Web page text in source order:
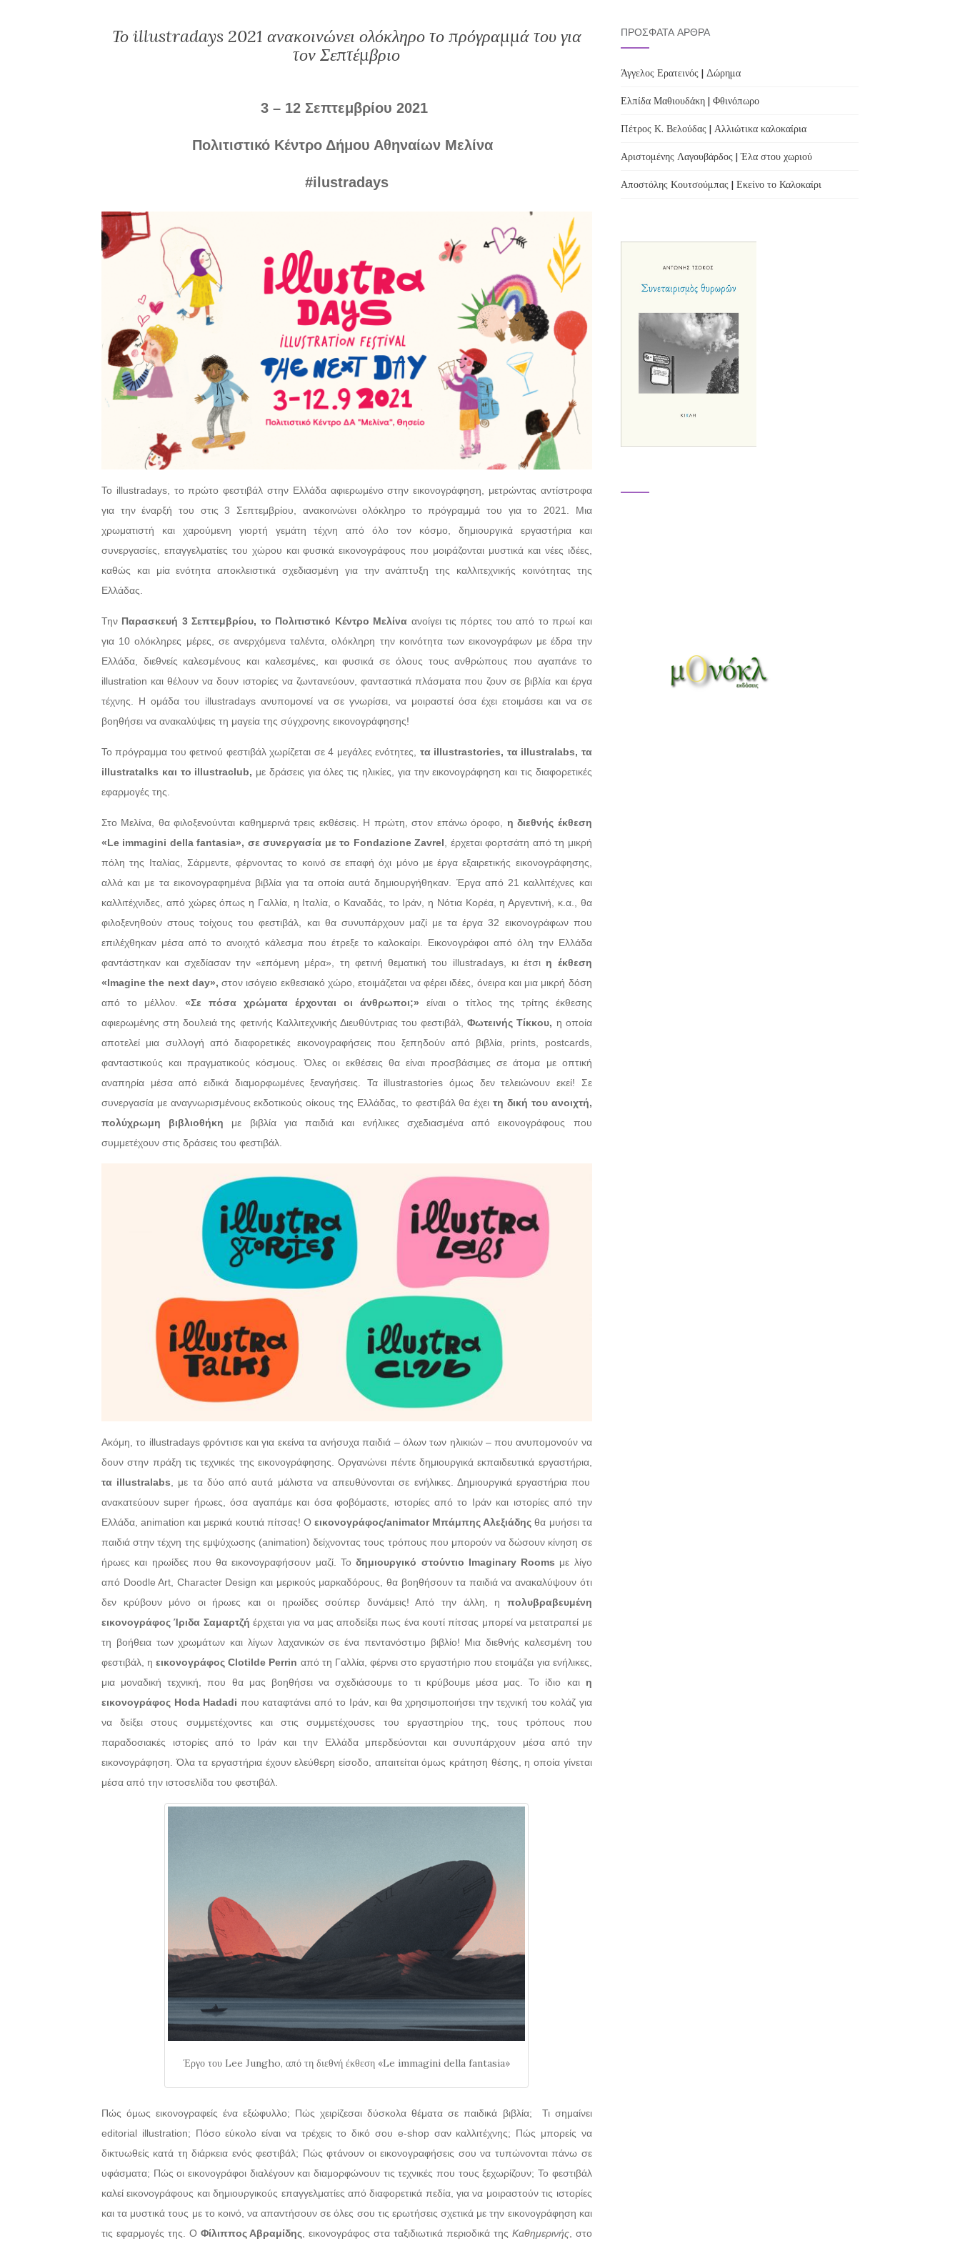
Το illustradays 2021 ανακοινώνει ολόκληρο το πρόγραμμά του για
τον Σεπτέμβριο
3 – 12 Σεπτεμβρίου 2021
Πολιτιστικό Κέντρο Δήμου Αθηναίων Μελίνα
#ilustradays
Το illustradays, το πρώτο φεστιβάλ στην Ελλάδα αφιερωμένο στην εικονογράφηση, μετρώντας αντίστροφα
για την έναρξή του στις 3 Σεπτεμβρίου, ανακοινώνει ολόκληρο το πρόγραμμά του για το 2021. Μια
χρωματιστή και χαρούμενη γιορτή γεμάτη τέχνη από όλο τον κόσμο, δημιουργικά εργαστήρια και
συνεργασίες, επαγγελματίες του χώρου και φυσικά εικονογράφους που μοιράζονται μυστικά και νέες ιδέες,
καθώς και μία ενότητα αποκλειστικά σχεδιασμένη για την ανάπτυξη της καλλιτεχνικής κοινότητας της
Ελλάδας.
Την Παρασκευή 3 Σεπτεμβρίου, το Πολιτιστικό Κέντρο Μελίνα ανοίγει τις πόρτες του από το πρωί και
για 10 ολόκληρες μέρες, σε ανερχόμενα ταλέντα, ολόκληρη την κοινότητα των εικονογράφων με έδρα την
Ελλάδα, διεθνείς καλεσμένους και καλεσμένες, και φυσικά σε όλους τους ανθρώπους που αγαπάνε το
illustration και θέλουν να δουν ιστορίες να ζωντανεύουν, φανταστικά πλάσματα που ζουν σε βιβλία και έργα
τέχνης. Η ομάδα του illustradays ανυπομονεί να σε γνωρίσει, να μοιραστεί όσα έχει ετοιμάσει και να σε
βοηθήσει να ανακαλύψεις τη μαγεία της σύγχρονης εικονογράφησης!
Το πρόγραμμα του φετινού φεστιβάλ χωρίζεται σε 4 μεγάλες ενότητες, τα illustrastories, τα illustralabs, τα
illustratalks και το illustraclub, με δράσεις για όλες τις ηλικίες, για την εικονογράφηση και τις διαφορετικές
εφαρμογές της.
Στο Μελίνα, θα φιλοξενούνται καθημερινά τρεις εκθέσεις. Η πρώτη, στον επάνω όροφο, η διεθνής έκθεση
«Le immagini della fantasia», σε συνεργασία με το Fondazione Zavrel , έρχεται φορτσάτη από τη μικρή
πόλη της Ιταλίας, Σάρμεντε, φέρνοντας το κοινό σε επαφή όχι μόνο με έργα εξαιρετικής εικονογράφησης,
αλλά και με τα εικονογραφημένα βιβλία για τα οποία αυτά δημιουργήθηκαν. Έργα από 21 καλλιτέχνες και
καλλιτέχνιδες, από χώρες όπως η Γαλλία, η Ιταλία, ο Καναδάς, το Ιράν, η Νότια Κορέα, η Αργεντινή, κ.α., θα
φιλοξενηθούν στους τοίχους του φεστιβάλ, και θα συνυπάρχουν μαζί με τα έργα 32 εικονογράφων που
επιλέχθηκαν μέσα από το ανοιχτό κάλεσμα που έτρεξε το καλοκαίρι. Εικονογράφοι από όλη την Ελλάδα
φαντάστηκαν και σχεδίασαν την «επόμενη μέρα», τη φετινή θεματική του illustradays, κι έτσιη έκθεση
«Imagine the next day»,στον ισόγειο εκθεσιακό χώρο, ετοιμάζεται να φέρει ιδέες, όνειρα και μια μικρή δόση
από το μέλλον. «Σε πόσα χρώματα έρχονται οι άνθρωποι;» είναι ο τίτλος της τρίτης έκθεσης
αφιερωμένης στη δουλειά της φετινής Καλλιτεχνικής Διευθύντριας του φεστιβάλ,Φωτεινής Τίκκου, η οποία
αποτελεί μια συλλογή από διαφορετικές εικονογραφήσεις που ξεπηδούν από βιβλία, prints, postcards,
φανταστικούς και πραγματικούς κόσμους. Όλες οι εκθέσεις θα είναι προσβάσιμες σε άτομα με οπτική
αναπηρία μέσα από ειδικά διαμορφωμένες ξεναγήσεις. Τα illustrastories όμως δεν τελειώνουν εκεί! Σε
συνεργασία με αναγνωρισμένους εκδοτικούς οίκους της Ελλάδας, το φεστιβάλ θα έχειτη δική του ανοιχτή,
πολύχρωμη βιβλιοθήκη με βιβλία για παιδιά και ενήλικες σχεδιασμένα από εικονογράφους που
συμμετέχουν στις δράσεις του φεστιβάλ.
Ακόμη, το illustradays φρόντισε και για εκείνα τα ανήσυχα παιδιά – όλων των ηλικιών – που ανυπομονούν να
δουν στην πράξη τις τεχνικές της εικονογράφησης. Οργανώνει πέντε δημιουργικά εκπαιδευτικά εργαστήρια,
τα illustralabs , με τα δύο από αυτά μάλιστα να απευθύνονται σε ενήλικες. Δημιουργικά εργαστήρια που
ανακατεύουν super ήρωες, όσα αγαπάμε και όσα φοβόμαστε, ιστορίες από το Ιράν και ιστορίες από την
Ελλάδα, animation και μερικά κουτιά πίτσας! Οεικονογράφος/animator Μπάμπης Αλεξιάδης θα μυήσει τα
παιδιά στην τέχνη της εμψύχωσης (animation) δείχνοντας τους τρόπους που μπορούν να δώσουν κίνηση σε
ήρωες και ηρωίδες που θα εικονογραφήσουν μαζί. Toδημιουργικό στούντιο Imaginary Rooms με λίγο
από Doodle Art, Character Design και μερικούς μαρκαδόρους, θα βοηθήσουν τα παιδιά να ανακαλύψουν ότι
δεν κρύβουν μόνο οι ήρωες και οι ηρωίδες σούπερ δυνάμεις! Από την άλλη, η πολυβραβευμένη
εικονογράφος Ίριδα Σαμαρτζή έρχεται για να μας αποδείξει πως ένα κουτί πίτσας μπορεί να μετατραπεί με
τη βοήθεια των χρωμάτων και λίγων λαχανικών σε ένα πεντανόστιμο βιβλίο! Mια διεθνής καλεσμένη του
φεστιβάλ, ηεικονογράφος Clotilde Perrin από τη Γαλλία, φέρνει στο εργαστήριο που ετοιμάζει για ενήλικες,
μια μοναδική τεχνική, που θα μας βοηθήσει να σχεδιάσουμε το τι κρύβουμε μέσα μας. Το ίδιο και η
εικονογράφος Hoda Hadadi που καταφτάνει από το Ιράν, και θα χρησιμοποιήσει την τεχνική του κολάζ για
να δείξει στους συμμετέχοντες και στις συμμετέχουσες του εργαστηρίου της, τους τρόπους που
παραδοσιακές ιστορίες από το Ιράν και την Ελλάδα μπερδεύονται και συνυπάρχουν μέσα από την
εικονογράφηση. Όλα τα εργαστήρια έχουν ελεύθερη είσοδο, απαιτείται όμως κράτηση θέσης, η οποία γίνεται
μέσα από την ιστοσελίδα του φεστιβάλ.
Έργο του Lee Jungho, από τη διεθνή έκθεση «Le immagini della fantasia»
Πώς όμως εικονογραφείς ένα εξώφυλλο; Πώς χειρίζεσαι δύσκολα θέματα σε παιδικά βιβλία; Τι σημαίνει
editorial illustration; Πόσο εύκολο είναι να τρέχεις το δικό σου e-shop σαν καλλιτέχνης; Πώς μπορείς να
δικτυωθείς κατά τη διάρκεια ενός φεστιβάλ; Πώς φτάνουν οι εικονογραφήσεις σου να τυπώνονται πάνω σε
υφάσματα; Πώς οι εικονογράφοι διαλέγουν και διαμορφώνουν τις τεχνικές που τους ξεχωρίζουν; Το φεστιβάλ
καλεί εικονογράφους και δημιουργικούς επαγγελματίες από διαφορετικά πεδία, για να μοιραστούν τις ιστορίες
και τα μυστικά τους με το κοινό, να απαντήσουν σε όλες σου τις ερωτήσεις σχετικά με την εικονογράφηση και
τις εφαρμογές της. Ο Φίλιππος Αβραμίδης , εικονογράφος στα ταξιδιωτικά περιοδικά της Καθημερινής, στο
ΠΡΌΣΦΑΤΑ ΆΡΘΡΑ
Άγγελος Ερατεινός | Δώρημα
Ελπίδα Μαθιουδάκη | Φθινόπωρο
Πέτρος Κ. Βελούδας | Αλλιώτικα καλοκαίρια
Αριστομένης Λαγουβάρδος | Έλα στου χωριού
Αποστόλης Κουτσούμπας | Εκείνο το Καλοκαίρι